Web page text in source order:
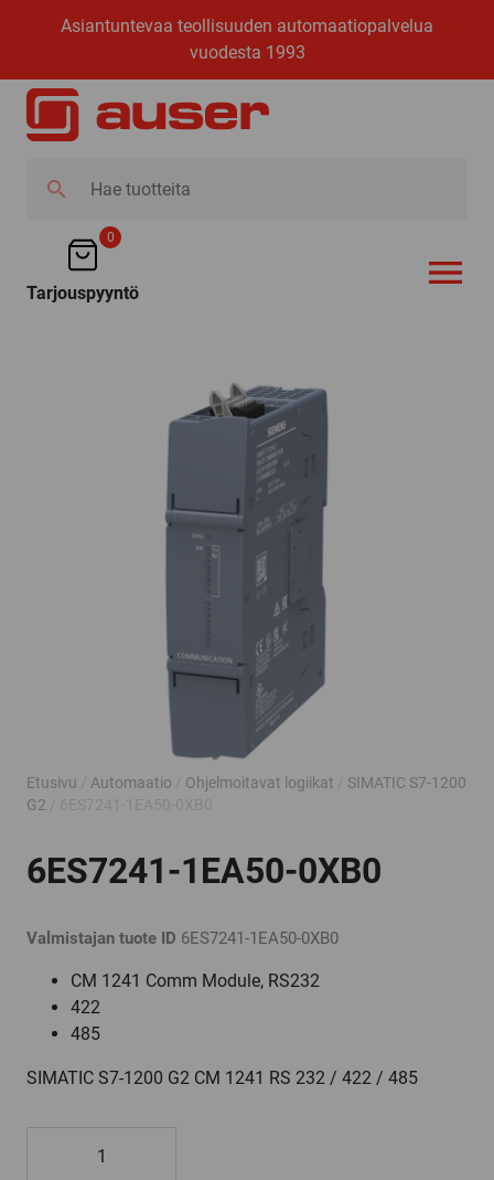
Asiantuntevaa teollisuuden automaatiopalvelua
vuodesta 1993
tuotteita
0
Tarjouspyyntö
Etusivu Automaatio Ohjelmoitavat logiikat
SIMATIC S7-1200
G2
6ES7241-1EA50-0XB0
Valmistajan tuote ID 6ES7241-1EA50-0XB0
CM 1241 Comm Module, RS232
422
485
SIMATIC S7-1200 G2 CM 1241 RS 232 / 422 / 485